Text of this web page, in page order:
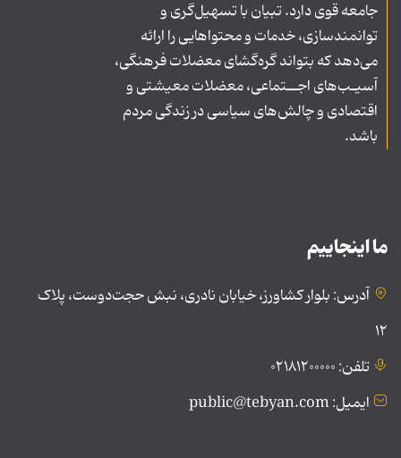
جامعه قوی دارد. تبیان با تسهیل‌گری و
توانمندسازی، خدمات و محتواهایی را ارائه
می‌دهد که بتواند گره‌گشای معضلات فرهنگی،
آسیـب‌های اجــتماعی، معضلات معیشتی و
اقتصادی و چالش‌های سیاسی در زندگی مردم
باشد.
ما اینجاییم
آدرس: بلوار کشاورز، خیابان نادری، نبش حجت‌دوست، پلاک
۱۲
تلفن: ۰۲۱۸۱۲۰۰۰۰۰
ایمیل: public@tebyan.com